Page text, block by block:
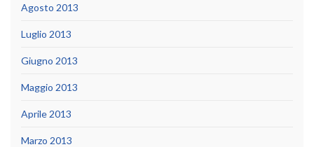
Agosto 2013
Luglio 2013
Giugno 2013
Maggio 2013
Aprile 2013
Marzo 2013